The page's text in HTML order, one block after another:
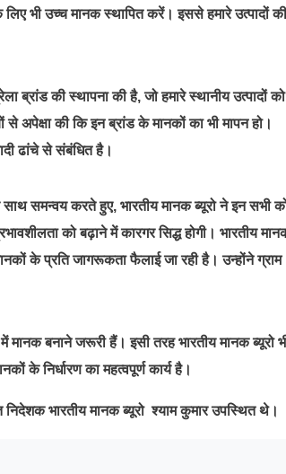
भी उच्च मानक स्थापित करें। इससे हमारे उत्पादों की
ब्रांड की स्थापना की है, जो हमारे स्थानीय उत्पादों को
से अपेक्षा की कि इन ब्रांड के मानकों का भी मापन हो।
ढांचे से संबंधित है।
साथ समन्वय करते हुए, भारतीय मानक ब्यूरो ने इन सभी
को बढ़ाने में कारगर सिद्ध होगी। भारतीय
के प्रति जागरूकता फैलाई जा रही है। उन्होंने ग्राम
मानक बनाने जरूरी हैं। इसी तरह भारतीय मानक ब्यूरो
के निर्धारण का महत्वपूर्ण कार्य है।
भारतीय मानक ब्यूरो श्याम कुमार उपस्थित थे।